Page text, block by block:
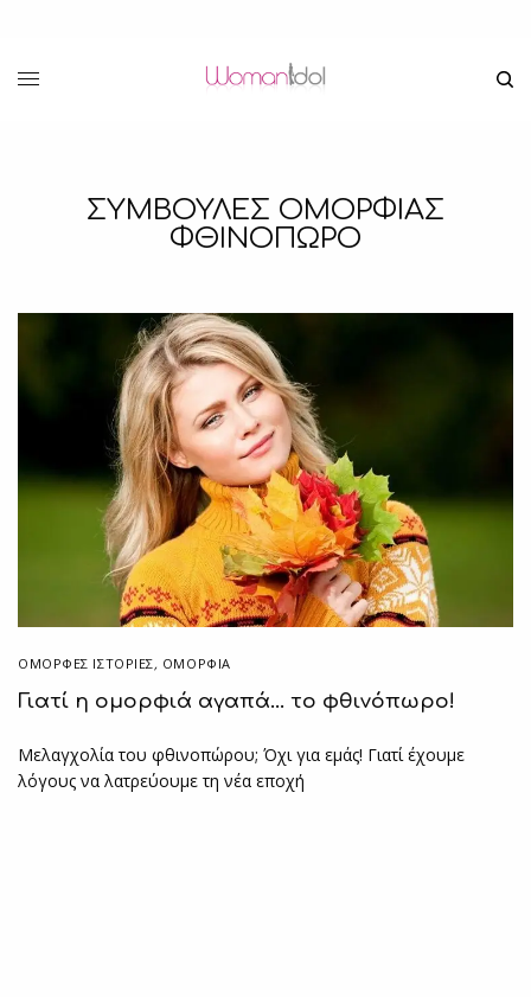
ΣΥΜΒΟΥΛΕΣ ΟΜΟΡΦΙΑΣ
ΦΘΙΝΟΠΩΡΟ
ΌΜΟΡΦΕΣ ΙΣΤΟΡΊΕΣ, ΟΜΟΡΦΙΑ
Γιατί η ομορφιά αγαπά… το φθινόπωρο!
Μελαγχολία του φθινοπώρου; Όχι για εμάς! Γιατί έχουμε
λόγους να λατρεύουμε τη νέα εποχή